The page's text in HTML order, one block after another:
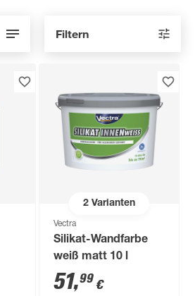
Filtern
2Varianten
Vectra
Silikat-Wandfarbe
weiß matt 10 l
51,99 €